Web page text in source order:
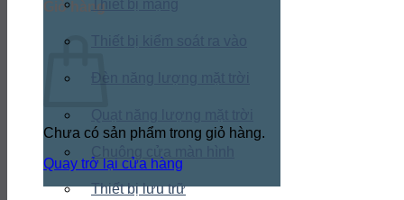
Giỏ hàng
Chưa có sản phẩm trong giỏ hàng.
Quay trở lại cửa hàng
Thiết bị mạng
Đèn năng lượng mặt trời
Thiết bị lưu trữ